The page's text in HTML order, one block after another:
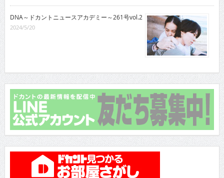
DNA～ドカントニュースアカデミー～261号vol.2
2024/5/20